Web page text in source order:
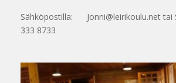
Sähköpostilla: Jonni@leirikoulu.net tai
333 8733